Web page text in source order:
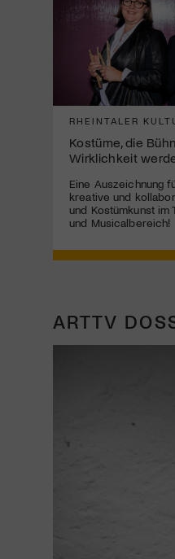
RHEINTALER
Kostüme, die
Wirklichkeit
Eine Auszeichnung
kreative und
und Kostümkunst im
und Musicalbereich!
ARTTV